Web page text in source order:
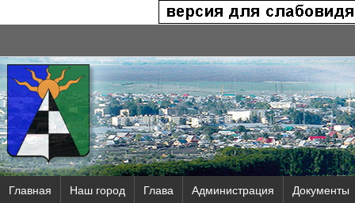
Главная Наш город Глава Администрация Документы